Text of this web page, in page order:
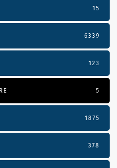
15
6339
123
5
1875
378